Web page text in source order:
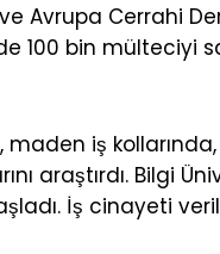
Avrupa Cerrahi
100 bin mülteciyi
maden iş
araştırdı. Bilgi
İş cinayeti